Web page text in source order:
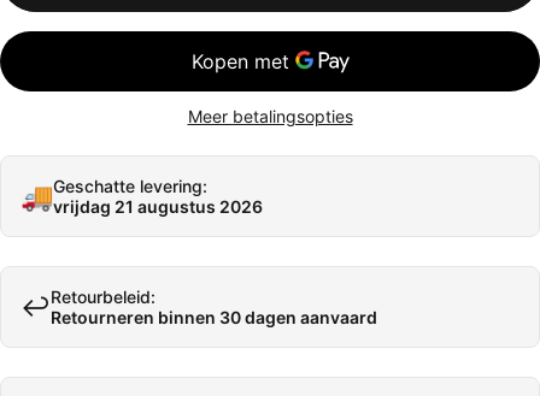
Meer betalingsopties
🚚Geschatte levering:
vrijdag 21 augustus 2026
↩️Retourbeleid:
Retourneren binnen 30 dagen aanvaard